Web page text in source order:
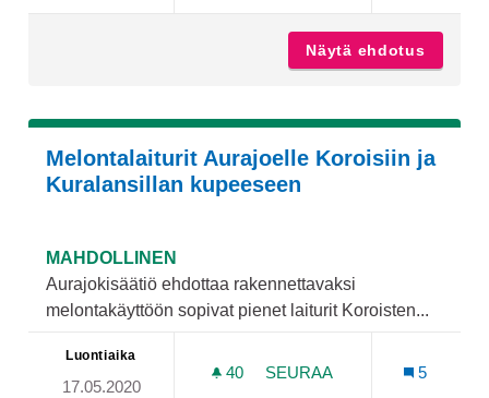
Näytä ehdotus
Melontalaiturit Aurajoelle Koroisiin ja
Kuralansillan kupeeseen
MAHDOLLINEN
Aurajokisäätiö ehdottaa rakennettavaksi
melontakäyttöön sopivat pienet laiturit Koroisten...
Luontiaika
17.05.2020
40 40 SEURAAJAA
SEURAA
5